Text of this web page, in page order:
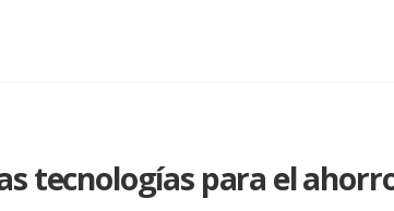
tecnologías para el